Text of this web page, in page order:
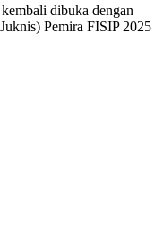
dibuka dengan
Pemira FISIP 2025